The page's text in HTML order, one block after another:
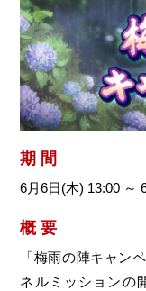
期 間
6月6日(木) 13:00 ～
概 要
「梅雨の陣キャン
ネルミッションの